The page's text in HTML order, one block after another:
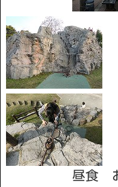
昼食 お土